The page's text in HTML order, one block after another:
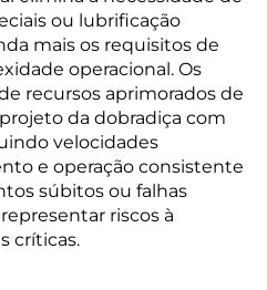
ou lubrificação
mais os requisitos de
operacional. Os
recursos aprimorados de
da dobradiça com
velocidades
e operação consistente
súbitos ou falhas
riscos à
críticas.